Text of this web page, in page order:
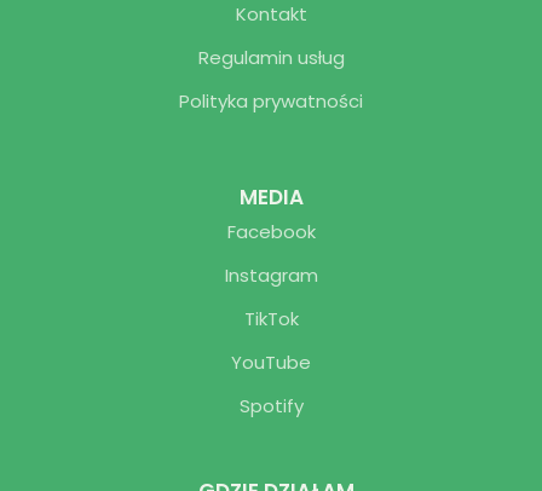
MEDIA
Facebook
Instagram
TikTok
YouTube
Spotify
Kontakt
Regulamin usług
Polityka prywatności